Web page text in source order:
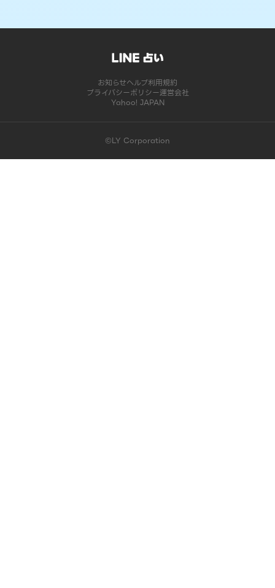
お知らせヘルプ利用規約
プライバシーポリシー運営会社
Yahoo! JAPAN
©LY Corporation
このコンテンツは掲載が終了しました | LINE占い